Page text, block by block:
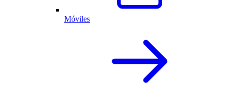
Móviles